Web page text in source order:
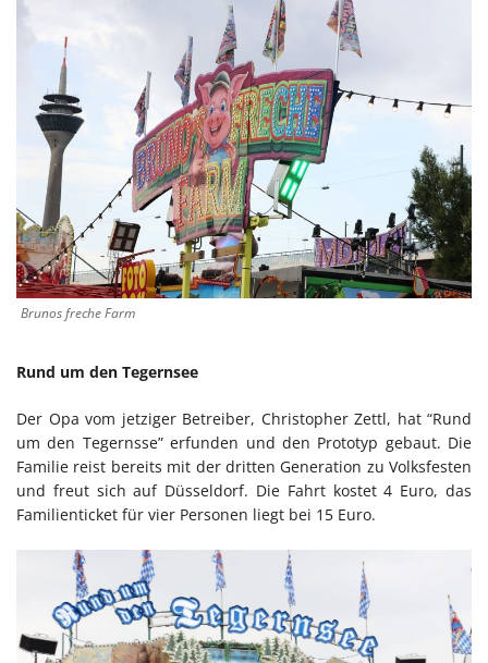
Brunos freche Farm
Rund um den Tegernsee
Der Opa vom jetziger Betreiber, Christopher Zettl, hat “Rund
um den Tegernsse” erfunden und den Prototyp gebaut. Die
Familie reist bereits mit der dritten Generation zu Volksfesten
und freut sich auf Düsseldorf. Die Fahrt kostet 4 Euro, das
Familienticket für vier Personen liegt bei 15 Euro.